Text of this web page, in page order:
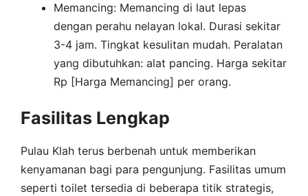
Memancing: Memancing di laut lepas
dengan perahu nelayan lokal. Durasi sekitar
3-4 jam. Tingkat kesulitan mudah. Peralatan
yang dibutuhkan: alat pancing. Harga sekitar
Rp [Harga Memancing] per orang.
Fasilitas Lengkap
Pulau Klah terus berbenah untuk memberikan
kenyamanan bagi para pengunjung. Fasilitas umum
seperti toilet tersedia di beberapa titik strategis,